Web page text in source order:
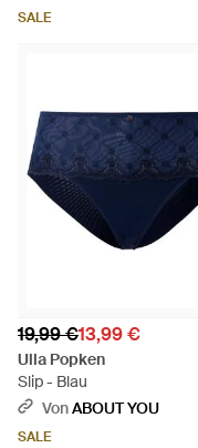
SALE
19,99 €13,99 €
Ulla Popken
Slip - Blau
VonABOUT YOU
SALE